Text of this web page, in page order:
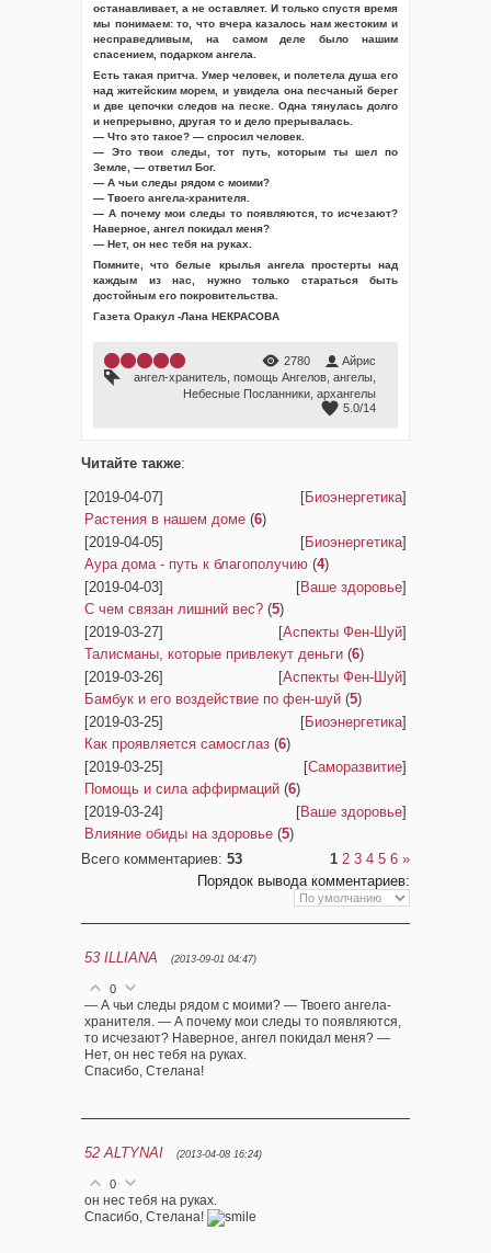
останавливает, а не оставляет. И только спустя время
мы понимаем: то, что вчера казалось нам жестоким и
несправедливым, на самом деле было нашим
спасением, подарком ангела.
Есть такая притча. Умер человек, и полетела душа его
над житейским морем, и увидела она песчаный берег
и две цепочки следов на песке. Одна тянулась долго
и непрерывно, другая то и дело прерывалась.
— Что это такое? — спросил человек.
— Это твои следы, тот путь, которым ты шел по
Земле, — ответил Бог.
— А чьи следы рядом с моими?
— Твоего ангела-хранителя.
— А почему мои следы то появляются, то исчезают?
Наверное, ангел покидал меня?
— Нет, он нес тебя на руках.
Помните, что белые крылья ангела простерты над
каждым из нас, нужно только стараться быть
достойным его покровительства.
Газета Оракул -Лана НЕКРАСОВА
2780
Айрис
ангел-хранитель помощь Ангелов ангелы
Небесные Посланники архангелы
5.0/14
Читайте также:
[2019-04-07] [Биоэнергетика]
Растения в нашем доме (6)
[2019-04-05]
[Биоэнергетика]
Аура дома - путь к благополучию (4)
[2019-04-03]
[Ваше здоровье]
С чем связан лишний вес? (5)
[2019-03-27]
[Аспекты Фен-Шуй]
Талисманы, которые привлекут деньги (6)
[2019-03-26]
[Аспекты Фен-Шуй]
Бамбук и его воздействие по фен-шуй (5)
[2019-03-25]
[Биоэнергетика]
Как проявляется самосглаз (6)
[2019-03-25]
[Саморазвитие]
Помощь и сила аффирмаций (6)
[2019-03-24]
[Ваше здоровье]
Влияние обиды на здоровье (5)
Всего комментариев: 53 1 2 3 4 5 6 »
Порядок вывода комментариев:
53 ILLIANA (2013-09-01 04:47)
0
— А чьи следы рядом с моими? — Твоего ангела-
хранителя. — А почему мои следы то появляются,
то исчезают? Наверное, ангел покидал меня? —
Нет, он нес тебя на руках.
Спасибо, Стелана!
52 ALTYNAI (2013-04-08 16:24)
0
он нес тебя на руках.
Спасибо, Стелана!